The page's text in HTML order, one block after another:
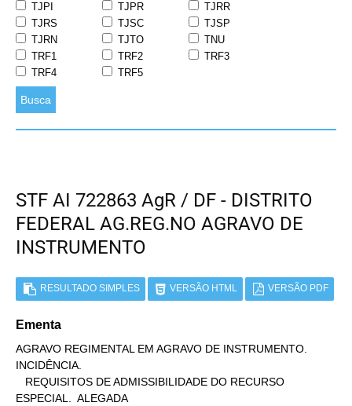
TJPI
TJPR
TJRR
TJRS
TJSC
TJSP
TJRN
TJTO
TNU
TRF1
TRF2
TRF3
TRF4
TRF5
Busca
STF AI 722863 AgR / DF - DISTRITO
FEDERAL AG.REG.NO AGRAVO DE
INSTRUMENTO
RESULTADO SIMPLES VERSÃO HTML VERSÃO PDF
Ementa
AGRAVO REGIMENTAL EM AGRAVO DE INSTRUMENTO.
INCIDÊNCIA.
ESPECIAL.  ALEGADA